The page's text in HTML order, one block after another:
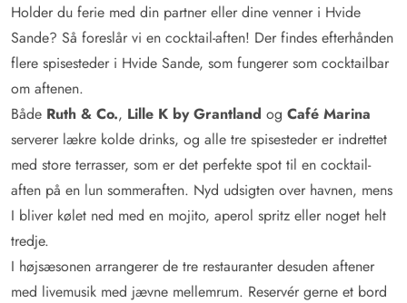
Holder du ferie med din partner eller dine venner i Hvide
Sande? Så foreslår vi en cocktail-aften! Der findes efterhånden
flere spisesteder i Hvide Sande, som fungerer som cocktailbar
om aftenen.
Både Ruth & Co., Lille K by Grantland og Café Marina
serverer lækre kolde drinks, og alle tre spisesteder er indrettet
med store terrasser, som er det perfekte spot til en cocktail-
aften på en lun sommeraften. Nyd udsigten over havnen, mens
I bliver kølet ned med en mojito, aperol spritz eller noget helt
tredje.
I højsæsonen arrangerer de tre restauranter desuden aftener
med livemusik med jævne mellemrum. Reservér gerne et bord